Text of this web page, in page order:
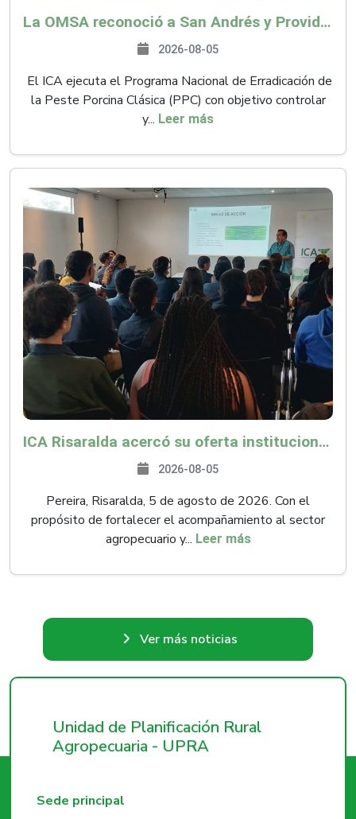
La OMSA reconoció a San Andrés y Providencia como zona libre de Peste Porcina Clásica (PPC)
2026-08-05
El ICA ejecuta el Programa Nacional de Erradicación de
la Peste Porcina Clásica (PPC) con objetivo controlar
y... Leer más
ICA Risaralda acercó su oferta institucional a productores y emprendedores en Expocamello
2026-08-05
Pereira, Risaralda, 5 de agosto de 2026. Con el
propósito de fortalecer el acompañamiento al sector
agropecuario y... Leer más
Ver más noticias
Unidad de Planificación Rural
Agropecuaria - UPRA
Sede principal